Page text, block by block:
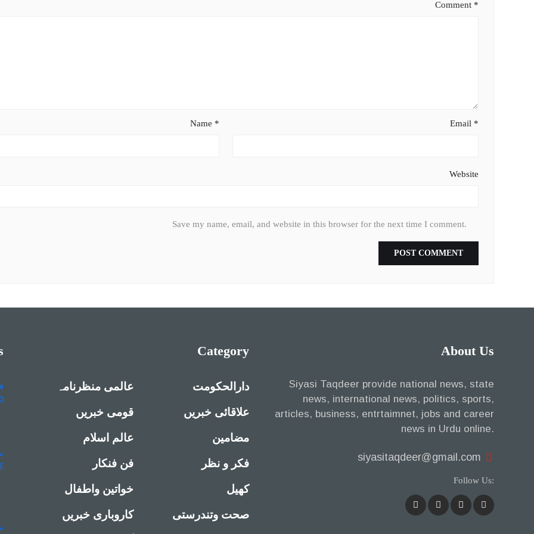
Comment *
Name * Email *
Website
Save my name, email, and website in this browser for the next time I comment.
Category
دارالحکومت عالمی منظرنامہ
علاقائی خبریں قومی خبریں
مضامین عالم اسلام
فکر و نظر فن فنکار
کھیل خواتین واطفال
صحت وتندرستی کاروباری خبریں
About Us
Siyasi Taqdeer provide national news, state
news, international news, politics, sports,
articles, business, entrtaimnet, jobs and career
news in Urdu online.
siyasitaqdeer@gmail.com
Follow Us: